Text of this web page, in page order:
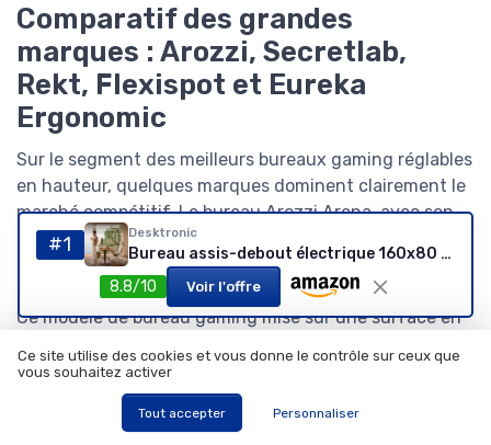
Comparatif des grandes
marques : Arozzi, Secretlab,
Rekt, Flexispot et Eureka
Ergonomic
Sur le segment des meilleurs bureaux gaming réglables
en hauteur, quelques marques dominent clairement le
marché compétitif. Le bureau Arozzi Arena, avec son
large plateau incurvé de 160 × 82 cm et sa capacité de
charge annoncée autour de 80 kg, séduit les joueurs
qui utilisent plusieurs écrans et un bras écran robuste.
Ce modèle de bureau gaming mise sur une surface en
appréciée dans les studios de streaming.
La gamme Secretlab Magnus adopte une approche
#1 Desktronic
Bureau assis-debout électrique 160x80 – HomePro 2.4
8.8/10
Voir l'offre
Ce site utilise des cookies et vous donne le contrôle sur ceux que
vous souhaitez activer
Tout accepter Personnaliser